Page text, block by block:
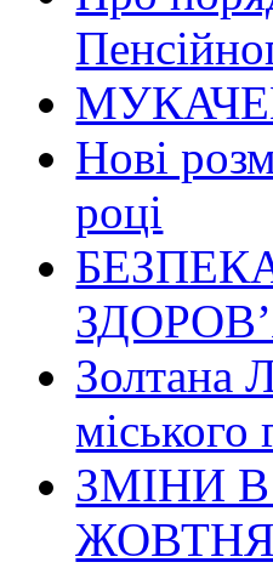
Нові
році
Золтана
ЗМІНИ
ЖОВТНЯ